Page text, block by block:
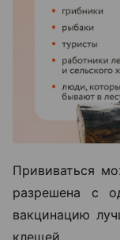
Прививаться
разрешена с
вакцинацию
клещей.